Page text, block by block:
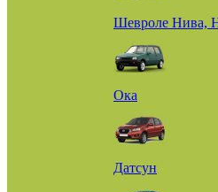
Шевроле Нива,
Ока
Датсун